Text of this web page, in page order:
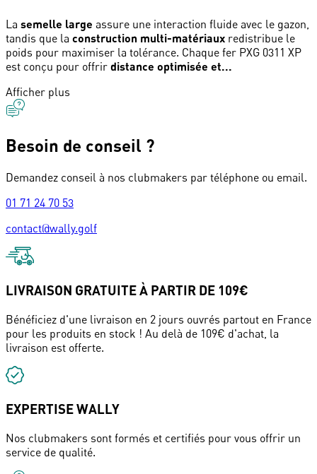
La semelle large assure une interaction fluide avec le gazon,
tandis que la construction multi-matériaux redistribue le
poids pour maximiser la tolérance. Chaque fer PXG 0311 XP
est conçu pour offrir distance optimisée et...
Afficher plus
Besoin de conseil ?
Demandez conseil à nos clubmakers par téléphone ou email.
01 71 24 70 53
contact@wally.golf
LIVRAISON GRATUITE À PARTIR DE 109€
Bénéficiez d'une livraison en 2 jours ouvrés partout en France
pour les produits en stock ! Au delà de 109€ d'achat, la
livraison est offerte.
EXPERTISE WALLY
Nos clubmakers sont formés et certifiés pour vous offrir un
service de qualité.